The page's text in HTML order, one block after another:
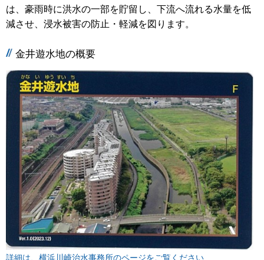
は、豪雨時に洪水の一部を貯留し、下流へ流れる水量を低
減させ、浸水被害の防止・軽減を図ります。
金井遊水地の概要
詳細は、横浜川崎治水事務所のページをご覧ください